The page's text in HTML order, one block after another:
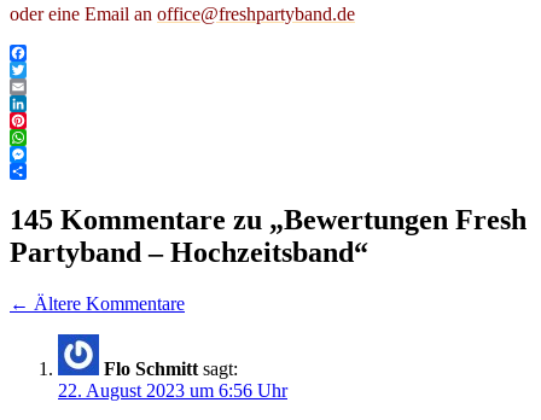
oder eine Email an office@freshpartyband.de
Facebook
Twitter
Email
LinkedIn
Pinterest
WhatsApp
Messenger
145 Kommentare zu „Bewertungen Fresh
Partyband – Hochzeitsband“
Kommentarnavigation
← Ältere Kommentare
Flo Schmitt sagt:
22. August 2023 um 6:56 Uhr